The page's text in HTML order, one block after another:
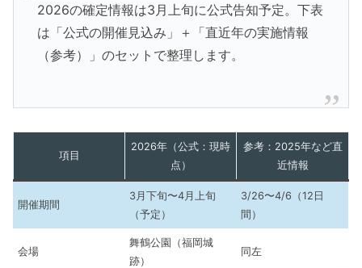
2026の確定情報は3月上旬に公式告知予定。下表
は「公式の開催見込み」＋「直近年の実施情報
（参考）」のセットで整理します。
項目
2026年（公式：現時
点）
参考：2025年など直
近情報
開催期間
3月下旬〜4月上旬
（予定）
3/26〜4/6（12日
間）
会場
舞鶴公園（福岡城
跡）
同左